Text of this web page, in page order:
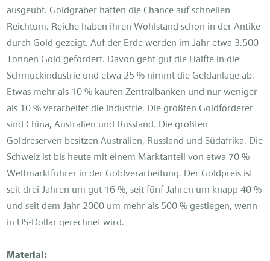
ausgeübt. Goldgräber hatten die Chance auf schnellen
Reichtum. Reiche haben ihren Wohlstand schon in der Antike
durch Gold gezeigt. Auf der Erde werden im Jahr etwa 3.500
Tonnen Gold gefördert. Davon geht gut die Hälfte in die
Schmuckindustrie und etwa 25 % nimmt die Geldanlage ab.
Etwas mehr als 10 % kaufen Zentralbanken und nur weniger
als 10 % verarbeitet die Industrie. Die größten Goldförderer
sind China, Australien und Russland. Die größten
Goldreserven besitzen Australien, Russland und Südafrika. Die
Schweiz ist bis heute mit einem Marktanteil von etwa 70 %
Weltmarktführer in der Goldverarbeitung. Der Goldpreis ist
seit drei Jahren um gut 16 %, seit fünf Jahren um knapp 40 %
und seit dem Jahr 2000 um mehr als 500 % gestiegen, wenn
in US-Dollar gerechnet wird.
Material: